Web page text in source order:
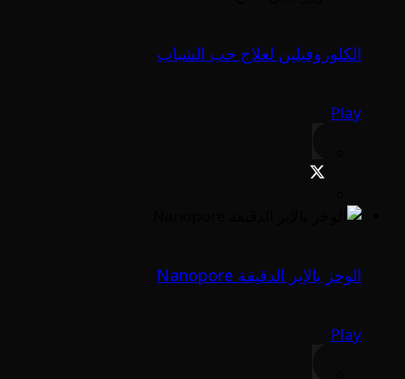
الكلوروفيلين لعلاج حب الشباب
Play
الوخز بالإبر الدقيقة Nanopore
Play